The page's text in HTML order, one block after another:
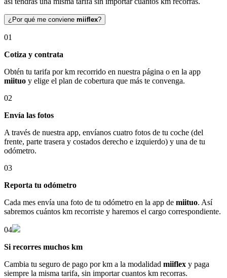
¿Por qué me conviene miiflex?
01
Cotiza y contrata
Obtén tu tarifa por km recorrido en nuestra página o en la app
miituo y elige el plan de cobertura que más te convenga.
02
Envía las fotos
A través de nuestra app, envíanos cuatro fotos de tu coche (del
frente, parte trasera y costados derecho e izquierdo) y una de tu
odómetro.
03
Reporta tu odómetro
Cada mes envía una foto de tu odómetro en la app de miituo. Así
sabremos cuántos km recorriste y haremos el cargo correspondiente.
04
Si recorres muchos km
Cambia tu seguro de pago por km a la modalidad miiflex y paga
siempre la misma tarifa, sin importar cuantos km recorras.